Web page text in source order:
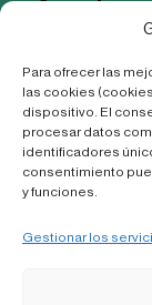
Para ofrecer las
las cookies
dispositivo. El
procesar datos
identificadores
consentimiento
y funciones.
Gestionar los
para